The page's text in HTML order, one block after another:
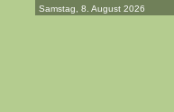
Samstag, 8. August 2026